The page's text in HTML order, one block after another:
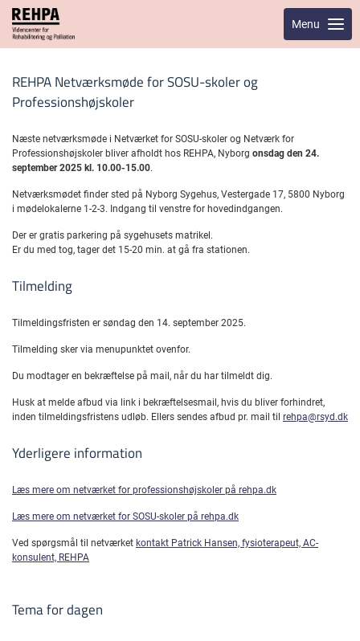
Menu
REHPA Netværksmøde for SOSU-skoler og
Professionshøjskoler
Næste netværksmøde i Netværket for SOSU-skoler og Netværk for
Professionshøjskoler bliver afholdt hos REHPA, Nyborg onsdag den 24.
september 2025 kl. 10.00-15.00.
Netværksmødet finder sted på Nyborg Sygehus, Vestergade 17, 5800 Nyborg
i mødelokalerne 1-2-3. Indgang til venstre for hovedindgangen.
Der er gratis parkering på sygehusets matrikel.
Er du med tog, tager det 15-20 min. at gå fra stationen.
Tilmelding
Tilmeldingsfristen er søndag den 14. september 2025.
Tilmelding sker via menupunktet ovenfor.
Du modtager en bekræftelse på mail, når du har tilmeldt dig.
Husk at melde afbud via link i bekræftelsesmail, hvis du bliver forhindret,
inden tilmeldingsfristens udløb. Ellers sendes afbud pr. mail til rehpa@rsyd.dk
Yderligere information
Læs mere om netværket for professionshøjskoler på rehpa.dk
Læs mere om netværket for SOSU-skoler på rehpa.dk
Ved spørgsmål til netværket kontakt Patrick Hansen, fysioterapeut, AC-
konsulent, REHPA
Tema for dagen